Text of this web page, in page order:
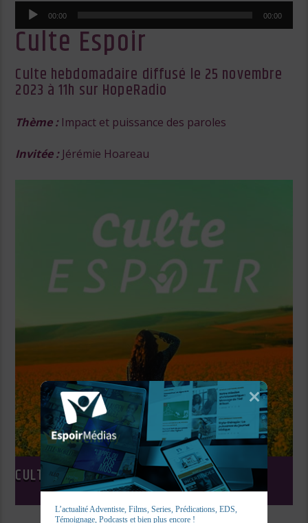
Lecteur
audio
00:00 00:00
Culte Espoir
Culte hebdomadaire diffusé le 25 novembre
2023 à 11h sur HopeRadio
Thème :Impact et puissance des paroles
Invitée :Jérémie Hoareau
CULTE ESPOIR
L’actualité Adventiste, Films, Series, Prédications, EDS,
Témoignage, Podcasts et bien plus encore !